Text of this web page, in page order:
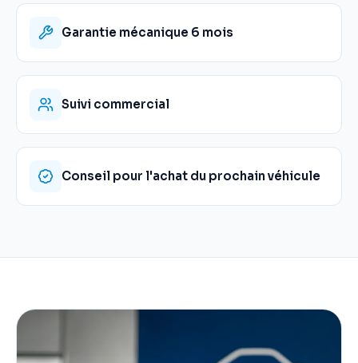
Garantie mécanique 6 mois
Suivi commercial
Conseil pour l'achat du prochain véhicule